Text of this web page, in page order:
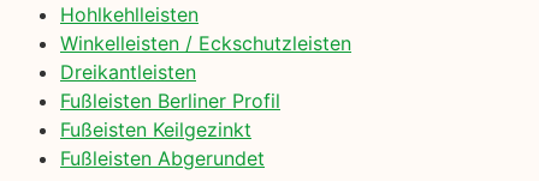
Hohlkehlleisten
Winkelleisten / Eckschutzleisten
Dreikantleisten
Fußleisten Berliner Profil
Fußeisten Keilgezinkt
Fußleisten Abgerundet